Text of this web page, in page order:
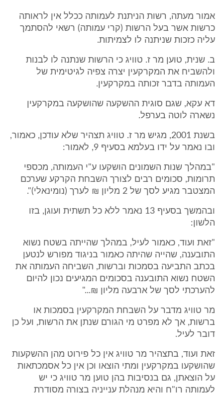
אמור מעתה, רשות הניתנת לעמותה ככלל אין לראותה
כרשות אשר בעל הרשות (קרי עמותה) רשאי להסתמך
עליה כזכות שניתנה לו לצמיתות.
ב. שנית, טוען מר ז. טוויג כי הרשות שנתנה לו לבנות
ולהשביח את המקרקעין יצרה צפיה לגיטימית של
העמותה בדבר זכותה במקרקעין.
דא עקא, שגם סוגית ההשקעה שהושקעה במקרקעין
נשארה לוטה בערפל.
בשנת 2001, מגיש מר ז. טוויג תצהיר שלא עודכן, כאמור,
ובו נאמר על ידו בעלמא בסעיף 9, לאמור:
"במהלך שנות השמונים הושקעו ע"י העמותה, מכספי
תרומות, סכומים רבים לצורך השבחת הקרקע שערכם
המצטבר מגיע לסך של 2 מליון ₪ לערך (נומינאלי)".
ובהמשך בסעיף 13 נאמר ללא כל תשתית ועוגן, בזו
הלשון:
"זאת ועוד, כאמור לעיל, במהלך שהייתה בשטח נשוא
התובענה, שהייה שהיתה כאמור בניגוד מפורש לנטען
בכתב התביעה בסמכות וברשות, השביחה העמותה את
השטח נשוא התובענה בסכומים המגיעים נכון להיום
להערכתי לסך של ארבעה מליון ₪..."
מר טוויג מדבר על השבחת המקרקעין בסמכות או
ברשות, אך לא מפרט מי הגורם שנתן את הרשות, ועל כן
דובר לעיל.
זאת ועוד, בתצהיר מר טוויג אין כל פירוט מהן ההשקעות
שהושקעו במקרקעין ומתי הוצאו וכן אין כל אסמכתאות
על הוצאתן, גם בנסיבות בהן טוען מר טוויג כי יש
לעמותה רו"ח והיא מנהלת ענייניה בצורה מסודרת